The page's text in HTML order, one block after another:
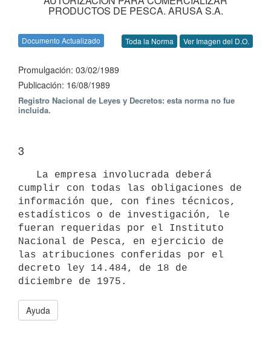
PRODUCTOS DE PESCA. ARUSA S.A.
Documento Actualizado Toda la Norma Ver Imagen del D.O.
Promulgación: 03/02/1989
Publicación: 16/08/1989
Registro Nacional de Leyes y Decretos: esta norma no fue
incluida.
3
cumplir con todas las obligaciones de
información que, con fines técnicos,
estadísticos o de investigación, le
fueran requeridas por el Instituto
Nacional de Pesca, en ejercicio de
las atribuciones conferidas por el
decreto ley 14.484, de 18 de
Ayuda